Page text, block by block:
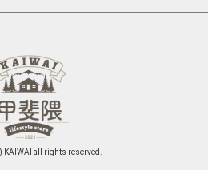
KAIWAI all rights reserved.